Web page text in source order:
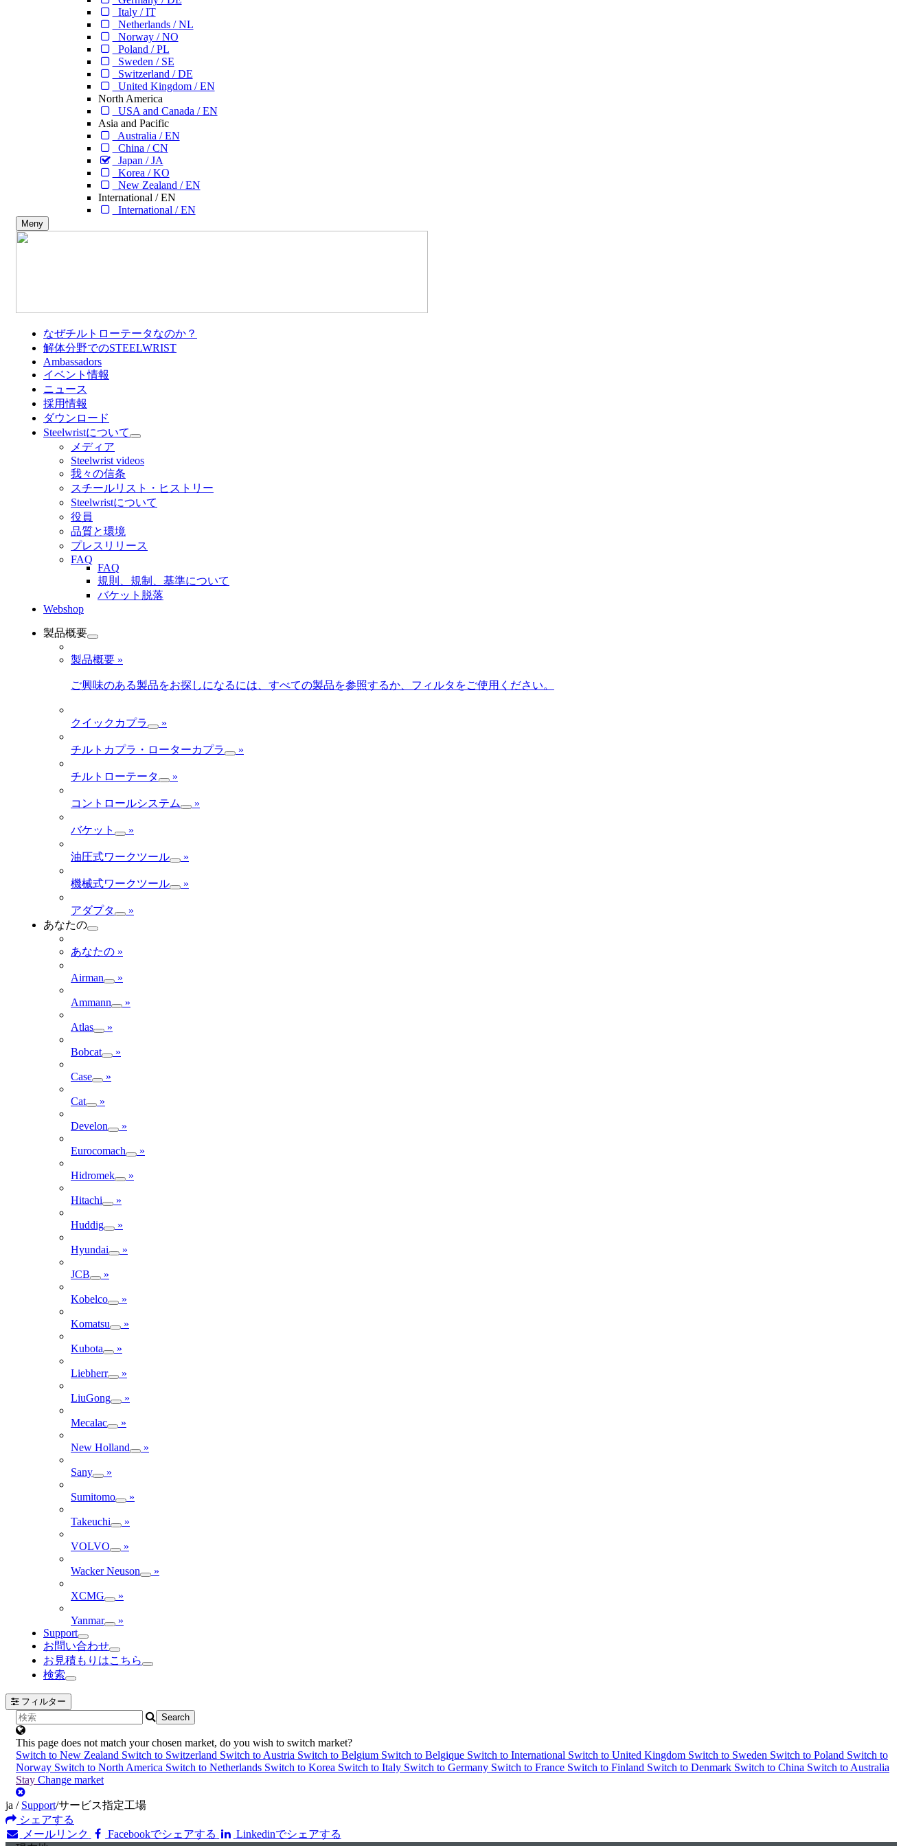
Italy / IT
Netherlands / NL
Norway / NO
Poland / PL
Sweden / SE
Switzerland / DE
United Kingdom / EN
North America
USA and Canada / EN
Asia and Pacific
Australia / EN
China / CN
Japan / JA
Korea / KO
New Zealand / EN
International / EN
International / EN
Meny
なぜチルトローテータなのか？
解体分野でのSTEELWRIST
Ambassadors
イベント情報
ニュース
採用情報
ダウンロード
Steelwristについて
メディア
Steelwrist videos
我々の信条
スチールリスト・ヒストリー
Steelwristについて
役員
品質と環境
プレスリリース
FAQ
FAQ
規則、規制、基準について
バケット脱落
Webshop
製品概要
製品概要 »
ご興味のある製品をお探しになるには、すべての製品を参照するか、フィルタをご使用ください。
クイックカプラ »
チルトカプラ・ローターカプラ »
チルトローテータ »
コントロールシステム »
バケット »
油圧式ワークツール »
機械式ワークツール »
アダプタ
»
あなたの
あなたの »
Airman »
Ammann »
Atlas »
Bobcat »
Case »
Cat »
Develon »
Eurocomach »
Hidromek »
Hitachi »
Huddig »
Hyundai »
JCB »
Kobelco »
Komatsu »
Kubota »
Liebherr »
LiuGong »
Mecalac »
New Holland »
Sany »
Sumitomo »
Takeuchi »
VOLVO »
Wacker Neuson »
XCMG »
Yanmar
»
Support
お問い合わせ
お見積もりはこちら
検索
フィルター
This page does not match your chosen market, do you wish to switch market?
Switch to New Zealand Switch to Switzerland Switch to Austria Switch to Belgium Switch to Belgique Switch to International Switch to United Kingdom Switch to Sweden Switch to Poland Switch to
Norway Switch to North America Switch to Netherlands Switch to Korea Switch to Italy Switch to Germany Switch to France Switch to Finland Switch to Denmark Switch to China Switch to Australia
Stay Change market
ja / Support/サービス指定工場
シェアする
メールリンク
Facebookでシェアする
Linkedinでシェアする